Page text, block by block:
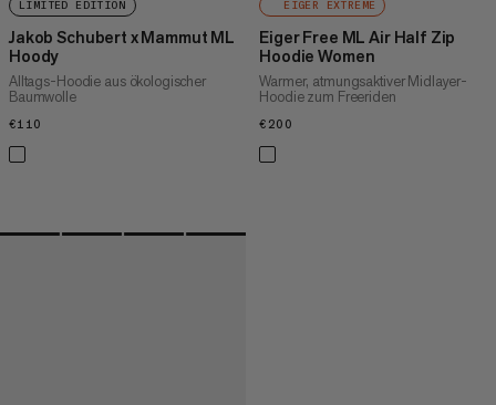
LIMITED EDITION
Jakob Schubert x Mammut ML
Hoody
Alltags-Hoodie aus ökologischer
Baumwolle
€110
EIGER EXTREME
Eiger Free ML Air Half Zip
Hoodie Women
Warmer, atmungsaktiver Midlayer-
Hoodie zum Freeriden
€200